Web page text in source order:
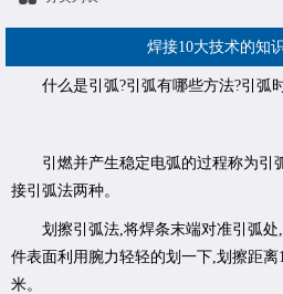
焊接10大技术的知
什么是引弧?引弧有哪些方法?引弧
引燃并产生稳定电弧的过程称为引
接引弧法两种。
划擦引弧法,将焊条末端对准引弧
件表面利用腕力轻轻的划一下,划擦距
米。